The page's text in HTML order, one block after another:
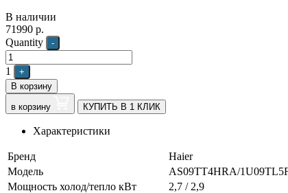
В наличии
71990 р.
Quantity
-
1
+
В корзину
в корзину
КУПИТЬ В 1 КЛИК
Характеристики
Бренд
Haier
Модель
AS09TT4HRA/
Мощность холод/тепло кВт
2,7 / 2,9